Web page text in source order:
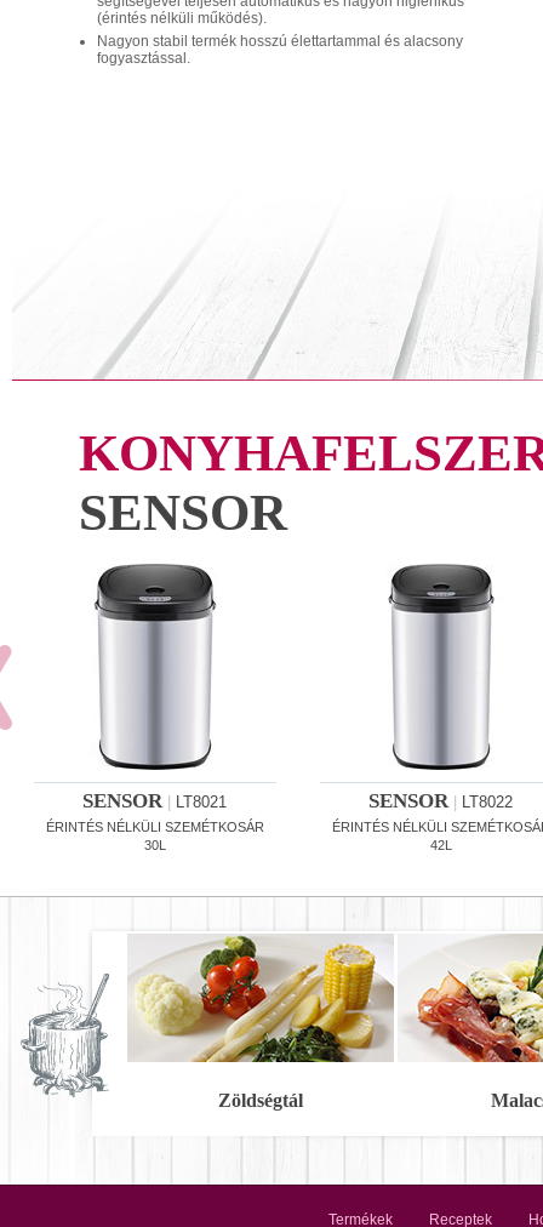
(érintés nélküli működés).
Nagyon stabil termék hosszú élettartammal és alacsony
fogyasztással.
SENSOR
SENSOR| LT8021
ÉRINTÉS NÉLKÜLI SZEMÉTKOSÁR
30L
SENSOR| LT8022
ÉRINTÉS NÉLKÜLI
42L
Zöldségtál
Termékek Receptek